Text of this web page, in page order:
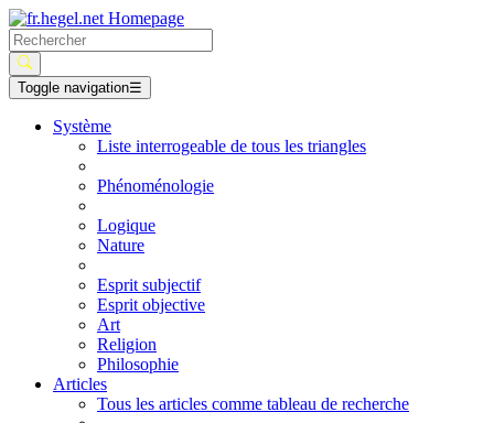
Toggle navigation☰
Système
Liste interrogeable de tous les triangles
Phénoménologie
Logique
Nature
Esprit subjectif
Esprit objective
Art
Religion
Philosophie
Articles
Tous les articles comme tableau de recherche